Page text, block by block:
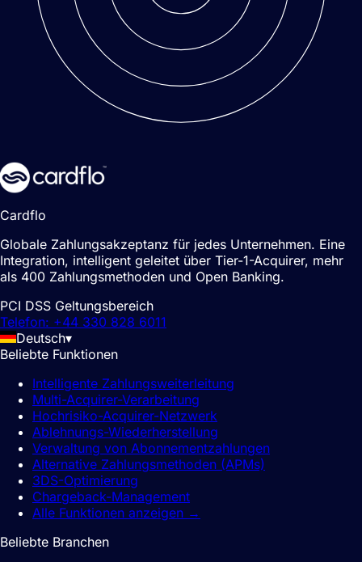
Cardflo
Globale Zahlungsakzeptanz für jedes Unternehmen. Eine
Integration, intelligent geleitet über Tier-1-Acquirer, mehr
als 400 Zahlungsmethoden und Open Banking.
PCI DSS Geltungsbereich
Telefon: +44 330 828 6011
Deutsch▾
Beliebte Funktionen
Intelligente Zahlungsweiterleitung
Multi-Acquirer-Verarbeitung
Hochrisiko-Acquirer-Netzwerk
Ablehnungs-Wiederherstellung
Verwaltung von Abonnementzahlungen
Alternative Zahlungsmethoden (APMs)
3DS-Optimierung
Chargeback-Management
Alle Funktionen anzeigen →
Beliebte Branchen